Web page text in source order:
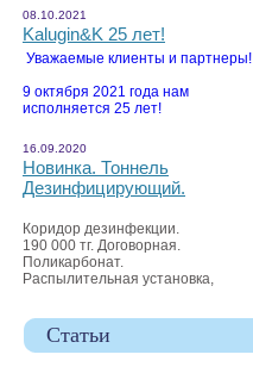
08.10.2021
Kalugin&K 25 лет!
Уважаемые клиенты и партнеры!
9 октября 2021 года нам
исполняется 25 лет!
16.09.2020
Новинка. Тоннель
Дезинфицирующий.
Коридор дезинфекции.
190 000 тг. Договорная.
Поликарбонат.
Распылительная установка,
Статьи